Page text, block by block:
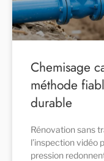
Chemisage
méthode
durable
Rénovation sans
l’inspection vidéo
pression